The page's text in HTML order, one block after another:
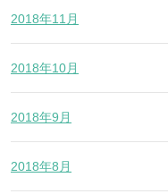
2018年11月
2018年10月
2018年9月
2018年8月